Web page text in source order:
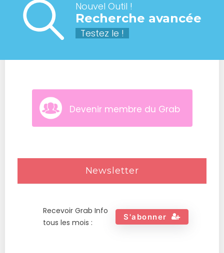
Nouvel Outil !
Recherche avancée
Testez le !
Devenir membre du Grab
Newsletter
Recevoir Grab Info
tous les mois :
S'abonner